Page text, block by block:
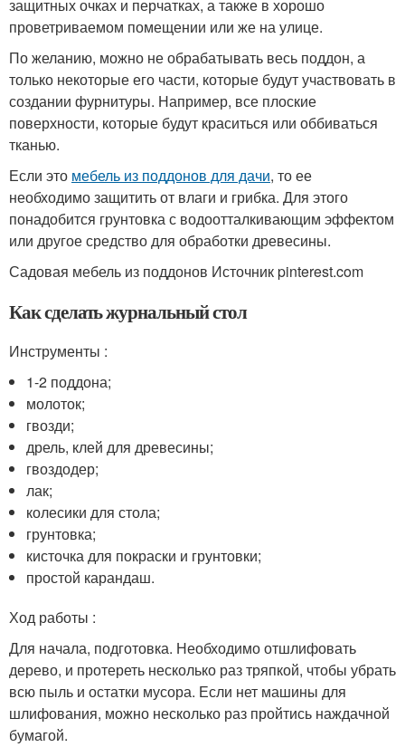
защитных очках и перчатках, а также в хорошо
проветриваемом помещении или же на улице.
По желанию, можно не обрабатывать весь поддон, а
только некоторые его части, которые будут участвовать в
создании фурнитуры. Например, все плоские
поверхности, которые будут краситься или оббиваться
тканью.
Если это мебель из поддонов для дачи, то ее
необходимо защитить от влаги и грибка. Для этого
понадобится грунтовка с водоотталкивающим эффектом
или другое средство для обработки древесины.
Садовая мебель из поддонов Источник pinterest.com
Как сделать журнальный стол
Инструменты :
1-2 поддона;
молоток;
гвозди;
дрель, клей для древесины;
гвоздодер;
лак;
колесики для стола;
грунтовка;
кисточка для покраски и грунтовки;
простой карандаш.
Ход работы :
Для начала, подготовка. Необходимо отшлифовать
дерево, и протереть несколько раз тряпкой, чтобы убрать
всю пыль и остатки мусора. Если нет машины для
шлифования, можно несколько раз пройтись наждачной
бумагой.